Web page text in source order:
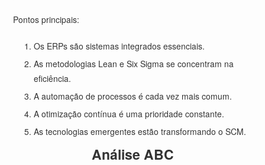
Pontos principais:
Os ERPs são sistemas integrados essenciais.
As metodologias Lean e Six Sigma se concentram na
eficiência.
A automação de processos é cada vez mais comum.
A otimização contínua é uma prioridade constante.
As tecnologias emergentes estão transformando o SCM.
Análise ABC